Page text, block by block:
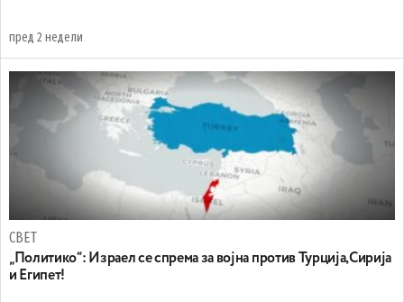
пред 2 недели
СВЕТ
„Политико“: Израел се спрема за војна против Турција,Сирија
и Египет!